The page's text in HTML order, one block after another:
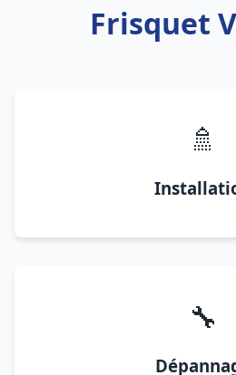
Frisquet
🚿
🔧